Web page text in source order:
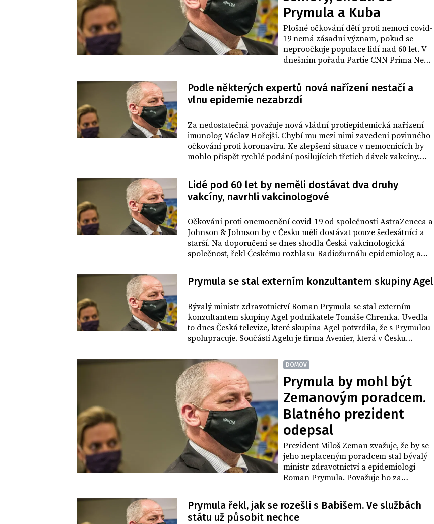
Prymula a Kuba
Plošné očkování dětí proti nemoci covid-
19 nemá zásadní význam, pokud se
neproočkuje populace lidí nad 60 let. V
dnešním pořadu Partie CNN Prima News
Prymula a předseda Asociace krajů ČR a
jihočeský hejtman Martin Kuba (ODS).
Podle náměstkyně ministra zdravotnictví
vakcínu zejména všichni dospělí.
Podle některých expertů nová nařízení nestačí a
vlnu epidemie nezabrzdí
Za nedostatečná považuje nová vládní protiepidemická nařízení
imunolog Václav Hořejší. Chybí mu mezi nimi zavedení povinného
očkování proti koronaviru. Ke zlepšení situace v nemocnicích by
mohlo přispět rychlé podání posilujících třetích dávek vakcíny.
Lidé pod 60 let by neměli dostávat dva druhy
vakcíny, navrhli vakcinologové
Očkování proti onemocnění covid-19 od společností AstraZeneca a
Johnson & Johnson by v Česku měli dostávat pouze šedesátníci a
starší. Na doporučení se dnes shodla Česká vakcinologická
společnost, řekl Českému rozhlasu-Radiožurnálu epidemiolog a
Prymula se stal externím konzultantem skupiny Agel
Bývalý ministr zdravotnictví Roman Prymula se stal externím
konzultantem skupiny Agel podnikatele Tomáše Chrenka. Uvedla
to dnes Česká televize, které skupina Agel potvrdila, že s Prymulou
spolupracuje. Součástí Agelu je firma Avenier, která v Česku
distribuci očkovacích látek od firmy Johnson&Johnson. Prymula
televizi řekl, že nebude komentovat své soukromé aktivity.
DOMOV
Prymula by mohl být
Zemanovým poradcem.
Blatného prezident
odepsal
Prezident Miloš Zeman zvažuje, že by se
jeho neplaceným poradcem stal bývalý
ministr zdravotnictví a epidemiologi
Roman Prymula. Považuje ho za
Prima News. Potvrdil, že se na Prymulu
zlobil kvůli jeho nedávné přítomnosti na
fotbalovém zápase pražské Slavie.
Prymula řekl, jak se rozešli s Babišem. Ve službách
státu už působit nechce